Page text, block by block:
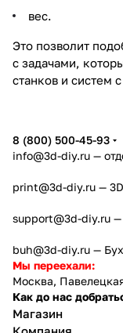
вес.
Это позволит
с задачами,
станков и систем
8 (800) 500-45-93
info@3d-diy.ru —
print@3d-diy.ru —
support@3d-diy.ru —
buh@3d-diy.ru —
Мы переехали:
Москва,
Как до нас
Магазин